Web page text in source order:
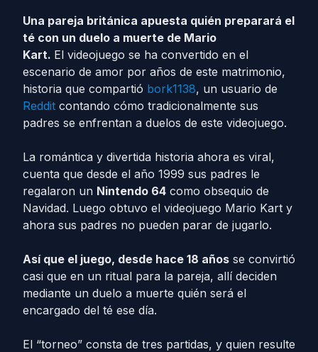
Una pareja británica apuesta quién preparará el
té con un duelo a muerte de Mario
Kart. El videojuego se ha convertido en el
escenario de amor por años de este matrimonio,
historia que compartió bork1138, un usuario de
Reddit contando cómo tradicionalmente sus
padres se enfrentan a duelos de este videojuego.
La romántica y divertida historia ahora es viral,
cuenta que desde el año 1999 sus padres le
regalaron un Nintendo 64 como obsequio de
Navidad. Luego obtuvo el videojuego Mario Kart y
ahora sus padres no pueden parar de jugarlo.
Así que el juego, desde hace 18 años se convirtió
casi que en un ritual para la pareja, allí deciden
mediante un duelo a muerte quién será el
encargado del té ese día.
El “torneo” consta de tres partidas, y quien resulte